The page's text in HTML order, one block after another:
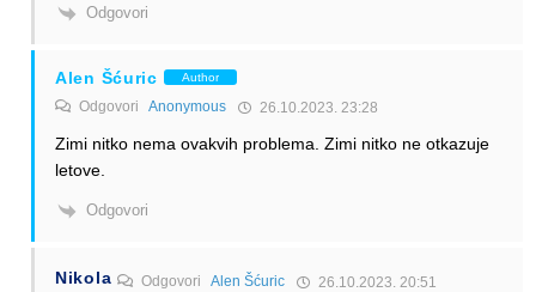
Odgovori
Alen Šćuric Author
Odgovori Anonymous 26.10.2023. 23:28
Zimi nitko nema ovakvih problema. Zimi nitko ne otkazuje
letove.
Odgovori
Nikola OdgovoriAlen Šćuric 26.10.2023. 20:51